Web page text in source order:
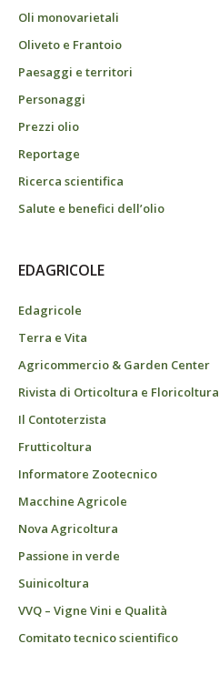
Oli monovarietali
Oliveto e Frantoio
Paesaggi e territori
Personaggi
Prezzi olio
Reportage
Ricerca scientifica
Salute e benefici dell’olio
EDAGRICOLE
Edagricole
Terra e Vita
Agricommercio & Garden Center
Rivista di Orticoltura e Floricoltura
Il Contoterzista
Frutticoltura
Informatore Zootecnico
Macchine Agricole
Nova Agricoltura
Passione in verde
Suinicoltura
VVQ – Vigne Vini e Qualità
Comitato tecnico scientifico